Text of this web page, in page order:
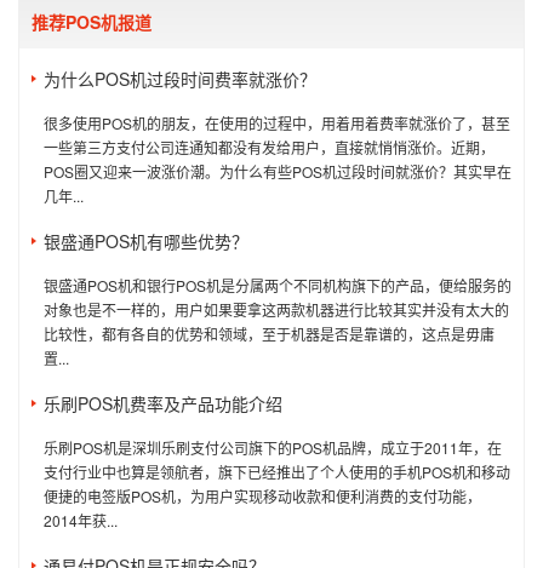
推荐POS机报道
为什么POS机过段时间费率就涨价？
很多使用POS机的朋友，在使用的过程中，用着用着费率就涨价了，甚至
一些第三方支付公司连通知都没有发给用户，直接就悄悄涨价。近期，
POS圈又迎来一波涨价潮。为什么有些POS机过段时间就涨价？其实早在
几年...
银盛通POS机有哪些优势？
银盛通POS机和银行POS机是分属两个不同机构旗下的产品，便给服务的
对象也是不一样的，用户如果要拿这两款机器进行比较其实并没有太大的
比较性，都有各自的优势和领域，至于机器是否是靠谱的，这点是毋庸
置...
乐刷POS机费率及产品功能介绍
乐刷POS机是深圳乐刷支付公司旗下的POS机品牌，成立于2011年，在
支付行业中也算是领航者，旗下已经推出了个人使用的手机POS机和移动
便捷的电签版POS机，为用户实现移动收款和便利消费的支付功能，
2014年获...